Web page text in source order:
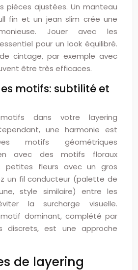
pièces ajustées. Un manteau
fin et un jean slim crée une
Jouer avec les
pour un look équilibré.
cintage, par exemple avec
être très efficaces.
motifs: subtilité et
dans votre layering
une harmonie est
motifs géométriques
avec des motifs floraux
petites fleurs avec un gros
un fil conducteur (palette de
style similaire) entre les
la surcharge visuelle.
motif dominant, complété par
discrets, est une approche
de layering